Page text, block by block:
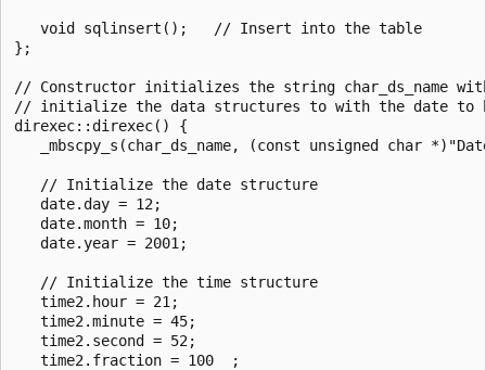
   void sqlinsert();   // Insert into the table
};
// Constructor initializes the string char_ds_name with
// initialize the data structures to with the date to
direxec::direxec() {
_mbscpy_s(char_ds_name, (const unsigned char
   // Initialize the date structure
   date.day = 12;
   date.month = 10;
   date.year = 2001;
   // Initialize the time structure
   time2.hour = 21;
   time2.minute = 45;
   time2.second = 52;
   time2.fraction = 100  ;